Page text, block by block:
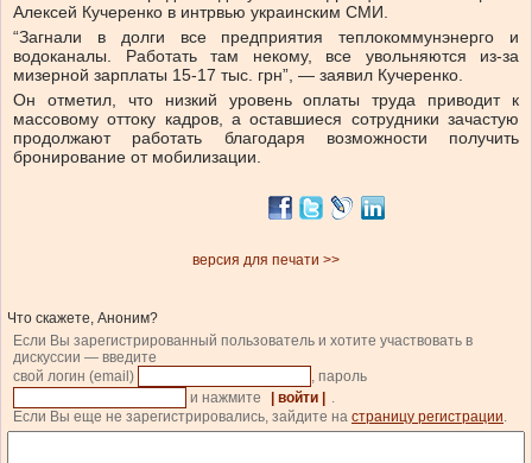
Алексей Кучеренко в интрвью украинским СМИ.
“Загнали в долги все предприятия теплокоммунэнерго и
водоканалы. Работать там некому, все увольняются из-за
мизерной зарплаты 15-17 тыс. грн”, — заявил Кучеренко.
Он отметил, что низкий уровень оплаты труда приводит к
массовому оттоку кадров, а оставшиеся сотрудники зачастую
продолжают работать благодаря возможности получить
бронирование от мобилизации.
версия для печати >>
Что скажете, Аноним?
Если Вы зарегистрированный пользователь и хотите участвовать в
дискуссии — введите
свой логин (email)
, пароль
и нажмите
| войти |
.
Если Вы еще не зарегистрировались, зайдите на страницу регистрации.